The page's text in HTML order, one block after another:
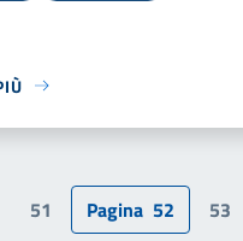
51 Pagina 52
53